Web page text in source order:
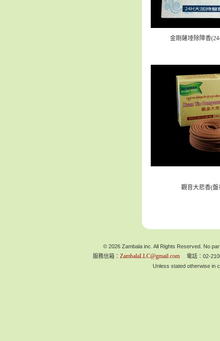
金剛薩埵除障香
觀音大悲香(盤
© 2026 Zambala inc. All Rights Reserved. No
服務信箱： ZambalaLLC@gmail.com 電話：02-
Unless stated otherwise